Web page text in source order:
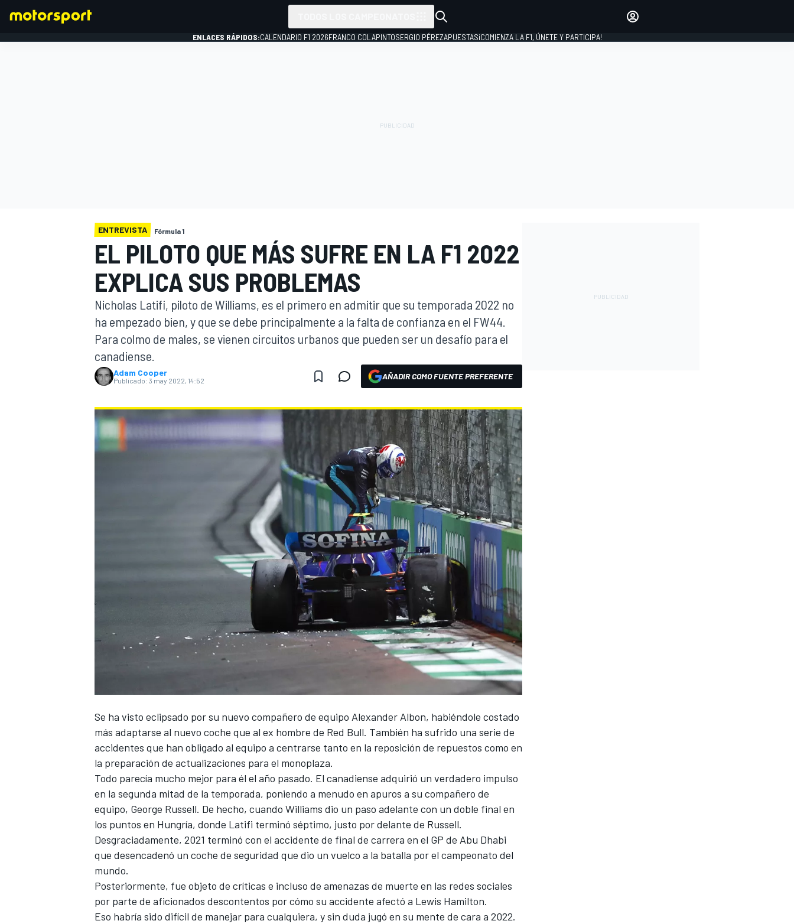
INDYCAR
NASCAR CUP
FÓRMULA E
INICIAR SESIÓN
ENLACES RÁPIDOS:CALENDARIO F1 2026FRANCO COLAPINTOSERGIO PÉREZAPUESTAS¡COMIENZA LA F1, ÚNETE Y PARTICIPA!
ENTREVISTA Fórmula 1
EL PILOTO QUE MÁS SUFRE EN LA F1 2022
EXPLICA SUS PROBLEMAS
Nicholas Latifi, piloto de Williams, es el primero en admitir que su temporada 2022 no
ha empezado bien, y que se debe principalmente a la falta de confianza en el FW44.
Para colmo de males, se vienen circuitos urbanos que pueden ser un desafío para el
canadiense.
Adam Cooper
Publicado: 3 may 2022, 14:52 AÑADIR COMO FUENTE PREFERENTE
Se ha visto eclipsado por su nuevo compañero de equipo Alexander Albon, habiéndole costado
más adaptarse al nuevo coche que al ex hombre de Red Bull. También ha sufrido una serie de
accidentes que han obligado al equipo a centrarse tanto en la reposición de repuestos como en
la preparación de actualizaciones para el monoplaza.
Todo parecía mucho mejor para él el año pasado. El canadiense adquirió un verdadero impulso
en la segunda mitad de la temporada, poniendo a menudo en apuros a su compañero de
equipo, George Russell. De hecho, cuando Williams dio un paso adelante con un doble final en
los puntos en Hungría, donde Latifi terminó séptimo, justo por delante de Russell.
Desgraciadamente, 2021 terminó con el accidente de final de carrera en el GP de Abu Dhabi
que desencadenó un coche de seguridad que dio un vuelco a la batalla por el campeonato del
mundo.
Posteriormente, fue objeto de críticas e incluso de amenazas de muerte en las redes sociales
por parte de aficionados descontentos por cómo su accidente afectó a Lewis Hamilton.
Eso habría sido difícil de manejar para cualquiera, y sin duda jugó en su mente de cara a 2022.